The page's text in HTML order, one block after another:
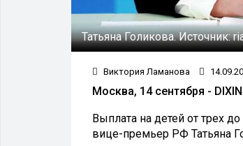
Татьяна Голикова.Источник:
Виктория Ламанова
Москва, 14 сентября -
Выплата на детей от трех
вице-премьер РФ Татьяна